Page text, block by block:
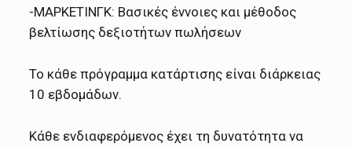
-ΜΑΡΚΕΤΙΝΓΚ: Βασικές έννοιες και μέθοδος
βελτίωσης δεξιοτήτων πωλήσεων
Το κάθε πρόγραμμα κατάρτισης είναι διάρκειας
10 εβδομάδων.
Κάθε ενδιαφερόμενος έχει τη δυνατότητα να